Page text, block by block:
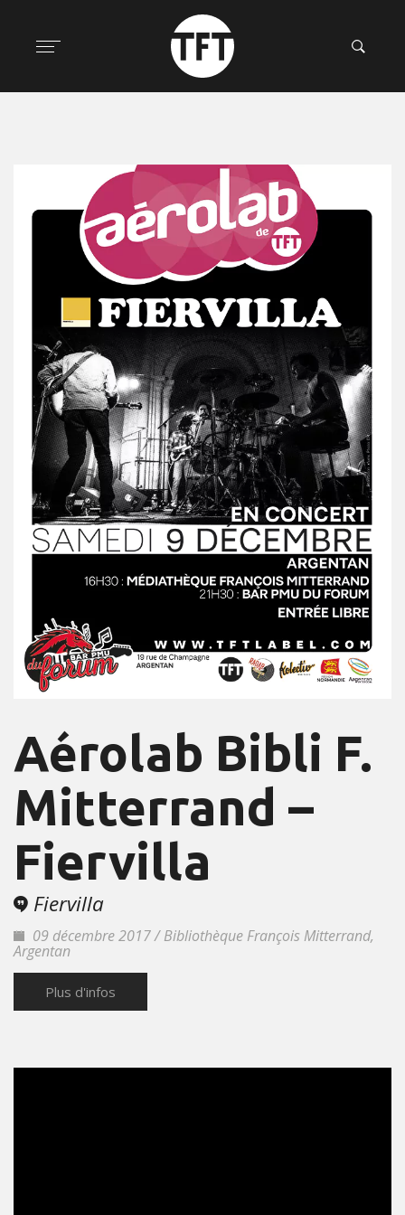
Aérolab Bibli F.
Mitterrand –
Fiervilla
Fiervilla
09 décembre 2017 / Bibliothèque François Mitterrand,
Argentan
Plus d'infos